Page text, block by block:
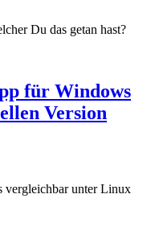
Du das getan hast?
für Windows
Version
vergleichbar unter Linux